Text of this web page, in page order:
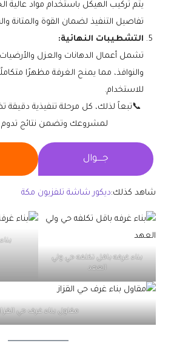
يتم تركيب الهيكل باستخدام مواد عالية
تفاصيل التنفيذ لضمان القوة والمتانة
التشطيبات النهائية:
تشمل أعمال الدهانات والعزل والأرضيات
والنوافذ، مما يمنح الغرفة مظهرًا
للاستخدام.
📞تبعاً لذلك، كل مرحلة تنفيذية
لمشروعك وتضمن نتائج تدوم
جــــوال
شاهد كذلك:ديكور شاشة تلفزيون مكة
بناء غرفه باقل تكلفه حي ولي
العهد
مقاول بناء غرف حي